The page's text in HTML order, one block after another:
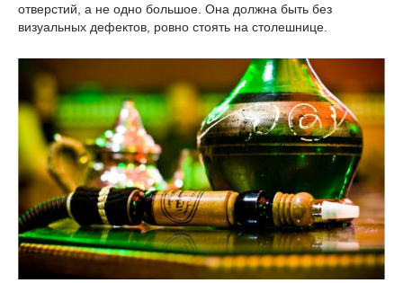
отверстий, а не одно большое. Она должна быть без
визуальных дефектов, ровно стоять на столешнице.